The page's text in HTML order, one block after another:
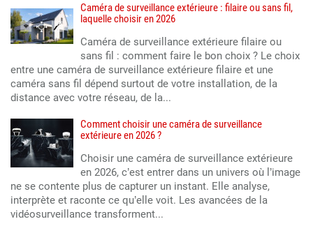
Caméra de surveillance extérieure : filaire ou sans fil,
laquelle choisir en 2026
Caméra de surveillance extérieure filaire ou
sans fil : comment faire le bon choix ? Le choix
entre une caméra de surveillance extérieure filaire et une
caméra sans fil dépend surtout de votre installation, de la
distance avec votre réseau, de la...
Comment choisir une caméra de surveillance
extérieure en 2026 ?
Choisir une caméra de surveillance extérieure
en 2026, c’est entrer dans un univers où l’image
ne se contente plus de capturer un instant. Elle analyse,
interprète et raconte ce qu’elle voit. Les avancées de la
vidéosurveillance transforment...